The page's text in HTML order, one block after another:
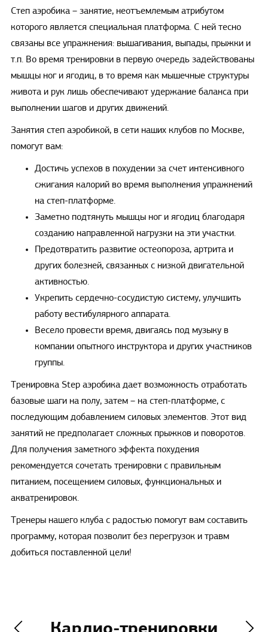
Степ аэробика – занятие, неотъемлемым атрибутом
которого является специальная платформа. С ней тесно
связаны все упражнения: вышагивания, выпады, прыжки и
т.п. Во время тренировки в первую очередь задействованы
мышцы ног и ягодиц, в то время как мышечные структуры
живота и рук лишь обеспечивают удержание баланса при
выполнении шагов и других движений.
Занятия степ аэробикой, в сети наших клубов по Москве,
помогут вам:
Достичь успехов в похудении за счет интенсивного
сжигания калорий во время выполнения упражнений
на степ-платформе.
Заметно подтянуть мышцы ног и ягодиц благодаря
созданию направленной нагрузки на эти участки.
Предотвратить развитие остеопороза, артрита и
других болезней, связанных с низкой двигательной
активностью.
Укрепить сердечно-сосудистую систему, улучшить
работу вестибулярного аппарата.
Весело провести время, двигаясь под музыку в
компании опытного инструктора и других участников
группы.
Тренировка Step аэробика дает возможность отработать
базовые шаги на полу, затем – на степ-платформе, с
последующим добавлением силовых элементов. Этот вид
занятий не предполагает сложных прыжков и поворотов.
Для получения заметного эффекта похудения
рекомендуется сочетать тренировки с правильным
питанием, посещением силовых, функциональных и
акватренировок.
Тренеры нашего клуба с радостью помогут вам составить
программу, которая позволит без перегрузок и травм
добиться поставленной цели!